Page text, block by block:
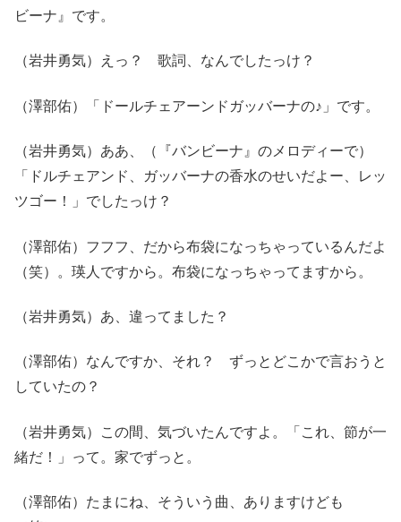
ビーナ』です。
（岩井勇気）えっ？ 歌詞、なんでしたっけ？
（澤部佑）「ドールチェアーンドガッバーナの♪」です。
（岩井勇気）ああ、（『バンビーナ』のメロディーで）
「ドルチェアンド、ガッバーナの香水のせいだよー、レッ
ツゴー！」でしたっけ？
（澤部佑）フフフ、だから布袋になっちゃっているんだよ
（笑）。瑛人ですから。布袋になっちゃってますから。
（岩井勇気）あ、違ってました？
（澤部佑）なんですか、それ？ ずっとどこかで言おうと
していたの？
（岩井勇気）この間、気づいたんですよ。「これ、節が一
緒だ！」って。家でずっと。
（澤部佑）たまにね、そういう曲、ありますけども